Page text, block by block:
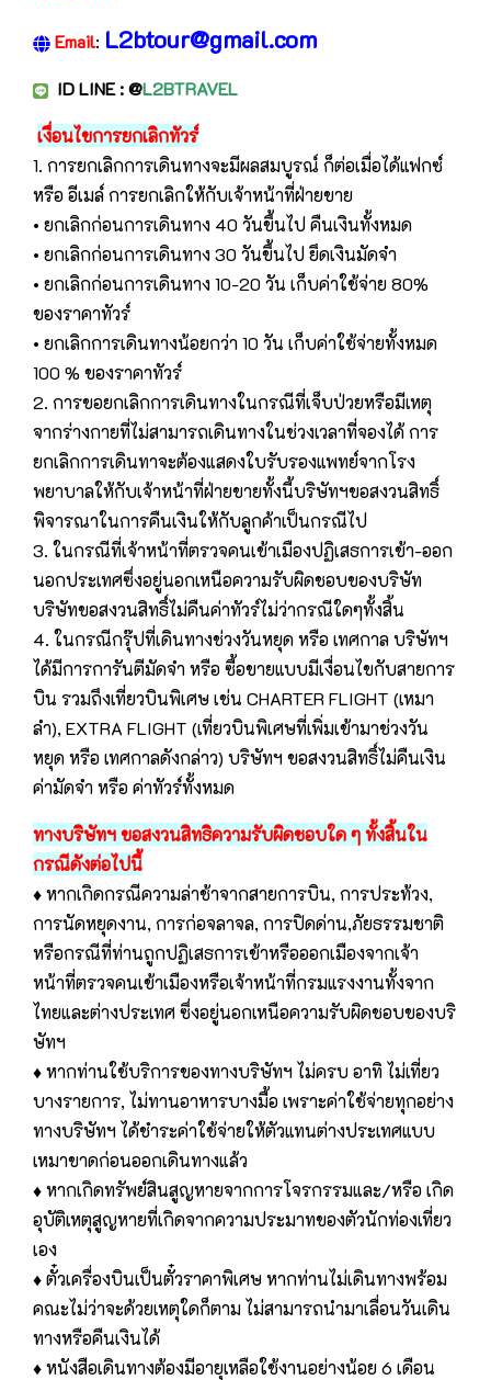
Email: L2btour@gmail.com
ID LINE : @L2BTRAVEL
เงื่อนไขการยกเลิกทัวร์
1. การยกเลิกการเดินทางจะมีผลสมบูรณ์ ก็ต่อเมื่อได้แฟกซ์
หรือ อีเมล์ การยกเลิกให้กับเจ้าหน้าที่ฝ่ายขาย
• ยกเลิกก่อนการเดินทาง 40 วันขึ้นไป คืนเงินทั้งหมด
• ยกเลิกก่อนการเดินทาง 30 วันขึ้นไป ยึดเงินมัดจำ
• ยกเลิกก่อนการเดินทาง 10-20 วัน เก็บค่าใช้จ่าย 80%
ของราคาทัวร์
• ยกเลิกการเดินทางน้อยกว่า 10 วัน เก็บค่าใช้จ่ายทั้งหมด
100 % ของราคาทัวร์
2. การขอยกเลิกการเดินทางในกรณีที่เจ็บป่วยหรือมีเหตุ
จากร่างกายที่ไม่สามารถเดินทางในช่วงเวลาที่จองได้ การ
ยกเลิกการเดินทาจะต้องแสดงใบรับรองแพทย์จากโรง
พยาบาลให้กับเจ้าหน้าที่ฝ่ายขายทั้งนี้บริษัทฯขอสงวนสิทธิ์
พิจารณาในการคืนเงินให้กับลูกค้าเป็นกรณีไป
3. ในกรณีที่เจ้าหน้าที่ตรวจคนเข้าเมืองปฏิเสธการเข้า-ออก
นอกประเทศซึ่งอยู่นอกเหนือความรับผิดชอบของบริษัท
บริษัทขอสงวนสิทธิ์ไม่คืนค่าทัวร์ไม่ว่ากรณีใดๆทั้งสิ้น
4. ในกรณีกรุ๊ปที่เดินทางช่วงวันหยุด หรือ เทศกาล บริษัทฯ
ได้มีการการันตีมัดจำ หรือ ซื้อขายแบบมีเงื่อนไขกับสายการ
บิน รวมถึงเที่ยวบินพิเศษ เช่น CHARTER FLIGHT (เหมา
ลำ), EXTRA FLIGHT (เที่ยวบินพิเศษที่เพิ่มเข้ามาช่วงวัน
หยุด หรือ เทศกาลดังกล่าว) บริษัทฯ ขอสงวนสิทธิ์ไม่คืนเงิน
ค่ามัดจำ หรือ ค่าทัวร์ทั้งหมด
ทางบริษัทฯ ขอสงวนสิทธิความรับผิดชอบใด ๆ ทั้งสิ้นใน
กรณีดังต่อไปนี้
♦ หากเกิดกรณีความล่าช้าจากสายการบิน, การประท้วง,
การนัดหยุดงาน, การก่อจลาจล, การปิดด่าน,ภัยธรรมชาติ
หรือกรณีที่ท่านถูกปฏิเสธการเข้าหรือออกเมืองจากเจ้า
หน้าที่ตรวจคนเข้าเมืองหรือเจ้าหน้าที่กรมแรงงานทั้งจาก
ไทยและต่างประเทศ ซึ่งอยู่นอกเหนือความรับผิดชอบของบริ
ษัทฯ
♦ หากท่านใช้บริการของทางบริษัทฯ ไม่ครบ อาทิ ไม่เที่ยว
บางรายการ, ไม่ทานอาหารบางมื้อ เพราะค่าใช้จ่ายทุกอย่าง
ทางบริษัทฯ ได้ชำระค่าใช้จ่ายให้ตัวแทนต่างประเทศแบบ
เหมาขาดก่อนออกเดินทางแล้ว
♦ หากเกิดทรัพย์สินสูญหายจากการโจรกรรมและ/หรือ เกิด
อุบัติเหตุสูญหายที่เกิดจากความประมาทของตัวนักท่องเที่ยว
เอง
♦ ตั๋วเครื่องบินเป็นตั๋วราคาพิเศษ หากท่านไม่เดินทางพร้อม
คณะไม่ว่าจะด้วยเหตุใดก็ตาม ไม่สามารถนำมาเลื่อนวันเดิน
ทางหรือคืนเงินได้
♦ หนังสือเดินทางต้องมีอายุเหลือใช้งานอย่างน้อย 6 เดือน